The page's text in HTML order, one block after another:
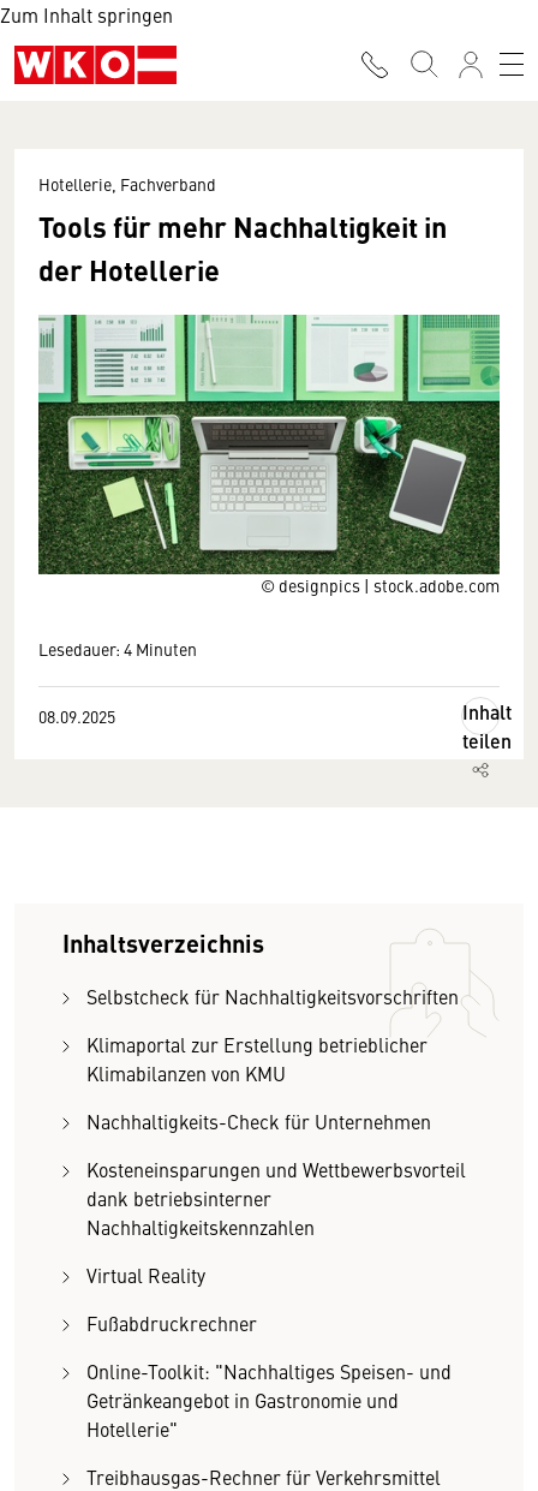
Zum Inhalt springen
© designpics | stock.adobe.com
Hotellerie, Fachverband
Tools für mehr Nachhaltigkeit in
der Hotellerie
Lesedauer: 4 Minuten
08.09.2025
Inhalt
teilen
Inhaltsverzeichnis
Selbstcheck für Nachhaltigkeitsvorschriften
Klimaportal zur Erstellung betrieblicher
Klimabilanzen von KMU
Nachhaltigkeits-Check für Unternehmen
Kosteneinsparungen und Wettbewerbsvorteil
dank betriebsinterner
Nachhaltigkeitskennzahlen
Virtual Reality
Fußabdruckrechner
Online-Toolkit: "Nachhaltiges Speisen- und
Getränkeangebot in Gastronomie und
Hotellerie"
Treibhausgas-Rechner für Verkehrsmittel